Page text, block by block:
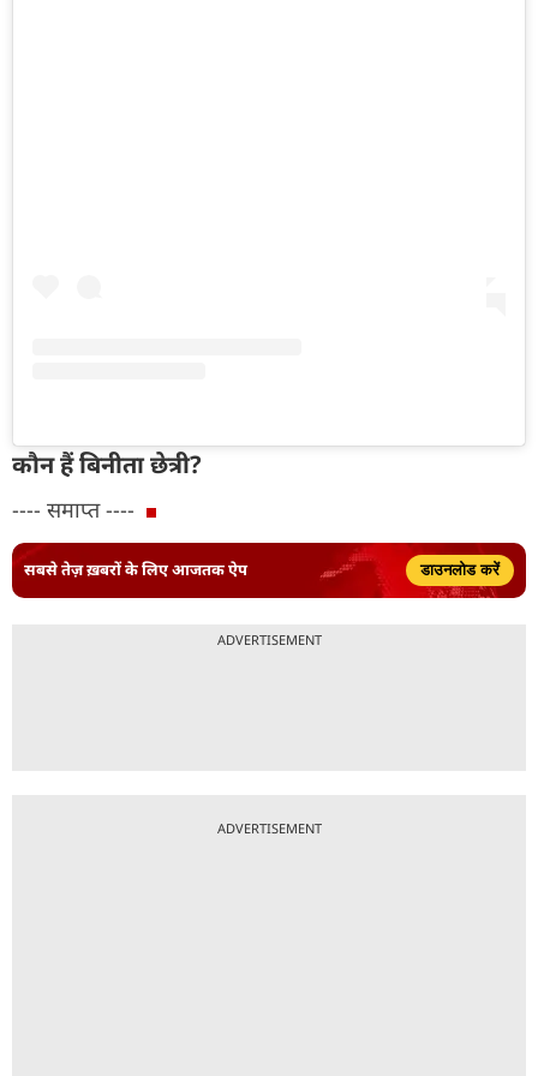
कौन हैं बिनीता छेत्री?
---- समाप्त ----
सबसे तेज़ ख़बरों के लिए आजतक ऐप डाउनलोड करें
ADVERTISEMENT
ADVERTISEMENT